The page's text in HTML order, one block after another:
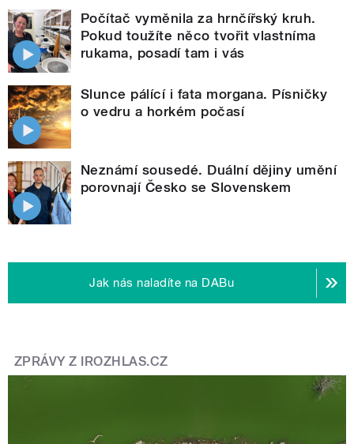
Počítač vyměnila za hrnčířský kruh.
Pokud toužíte něco tvořit vlastníma
rukama, posadí tam i vás
Slunce pálící i fata morgana. Písničky
o vedru a horkém počasí
Neznámí sousedé. Duální dějiny umění
porovnají Česko se Slovenskem
Jak nás naladíte na DABu
ZPRÁVY Z IROZHLAS.CZ